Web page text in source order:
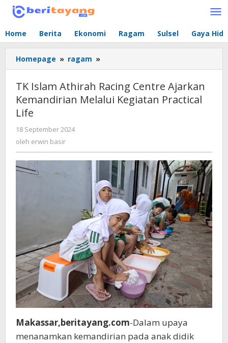
Lewati
Home Berita Ekonomi Ragam Sulsel Gaya
Homepage » ragam »
Islam
Racing
Centre
Practical
Life
TK Islam Athirah Racing Centre Ajarkan
Kemandirian Melalui Kegiatan Practical
Life
18 September 2024
oleh erwin basir
Makassar,beritayang.com-Dalam upaya
menanamkan kemandirian pada anak didik